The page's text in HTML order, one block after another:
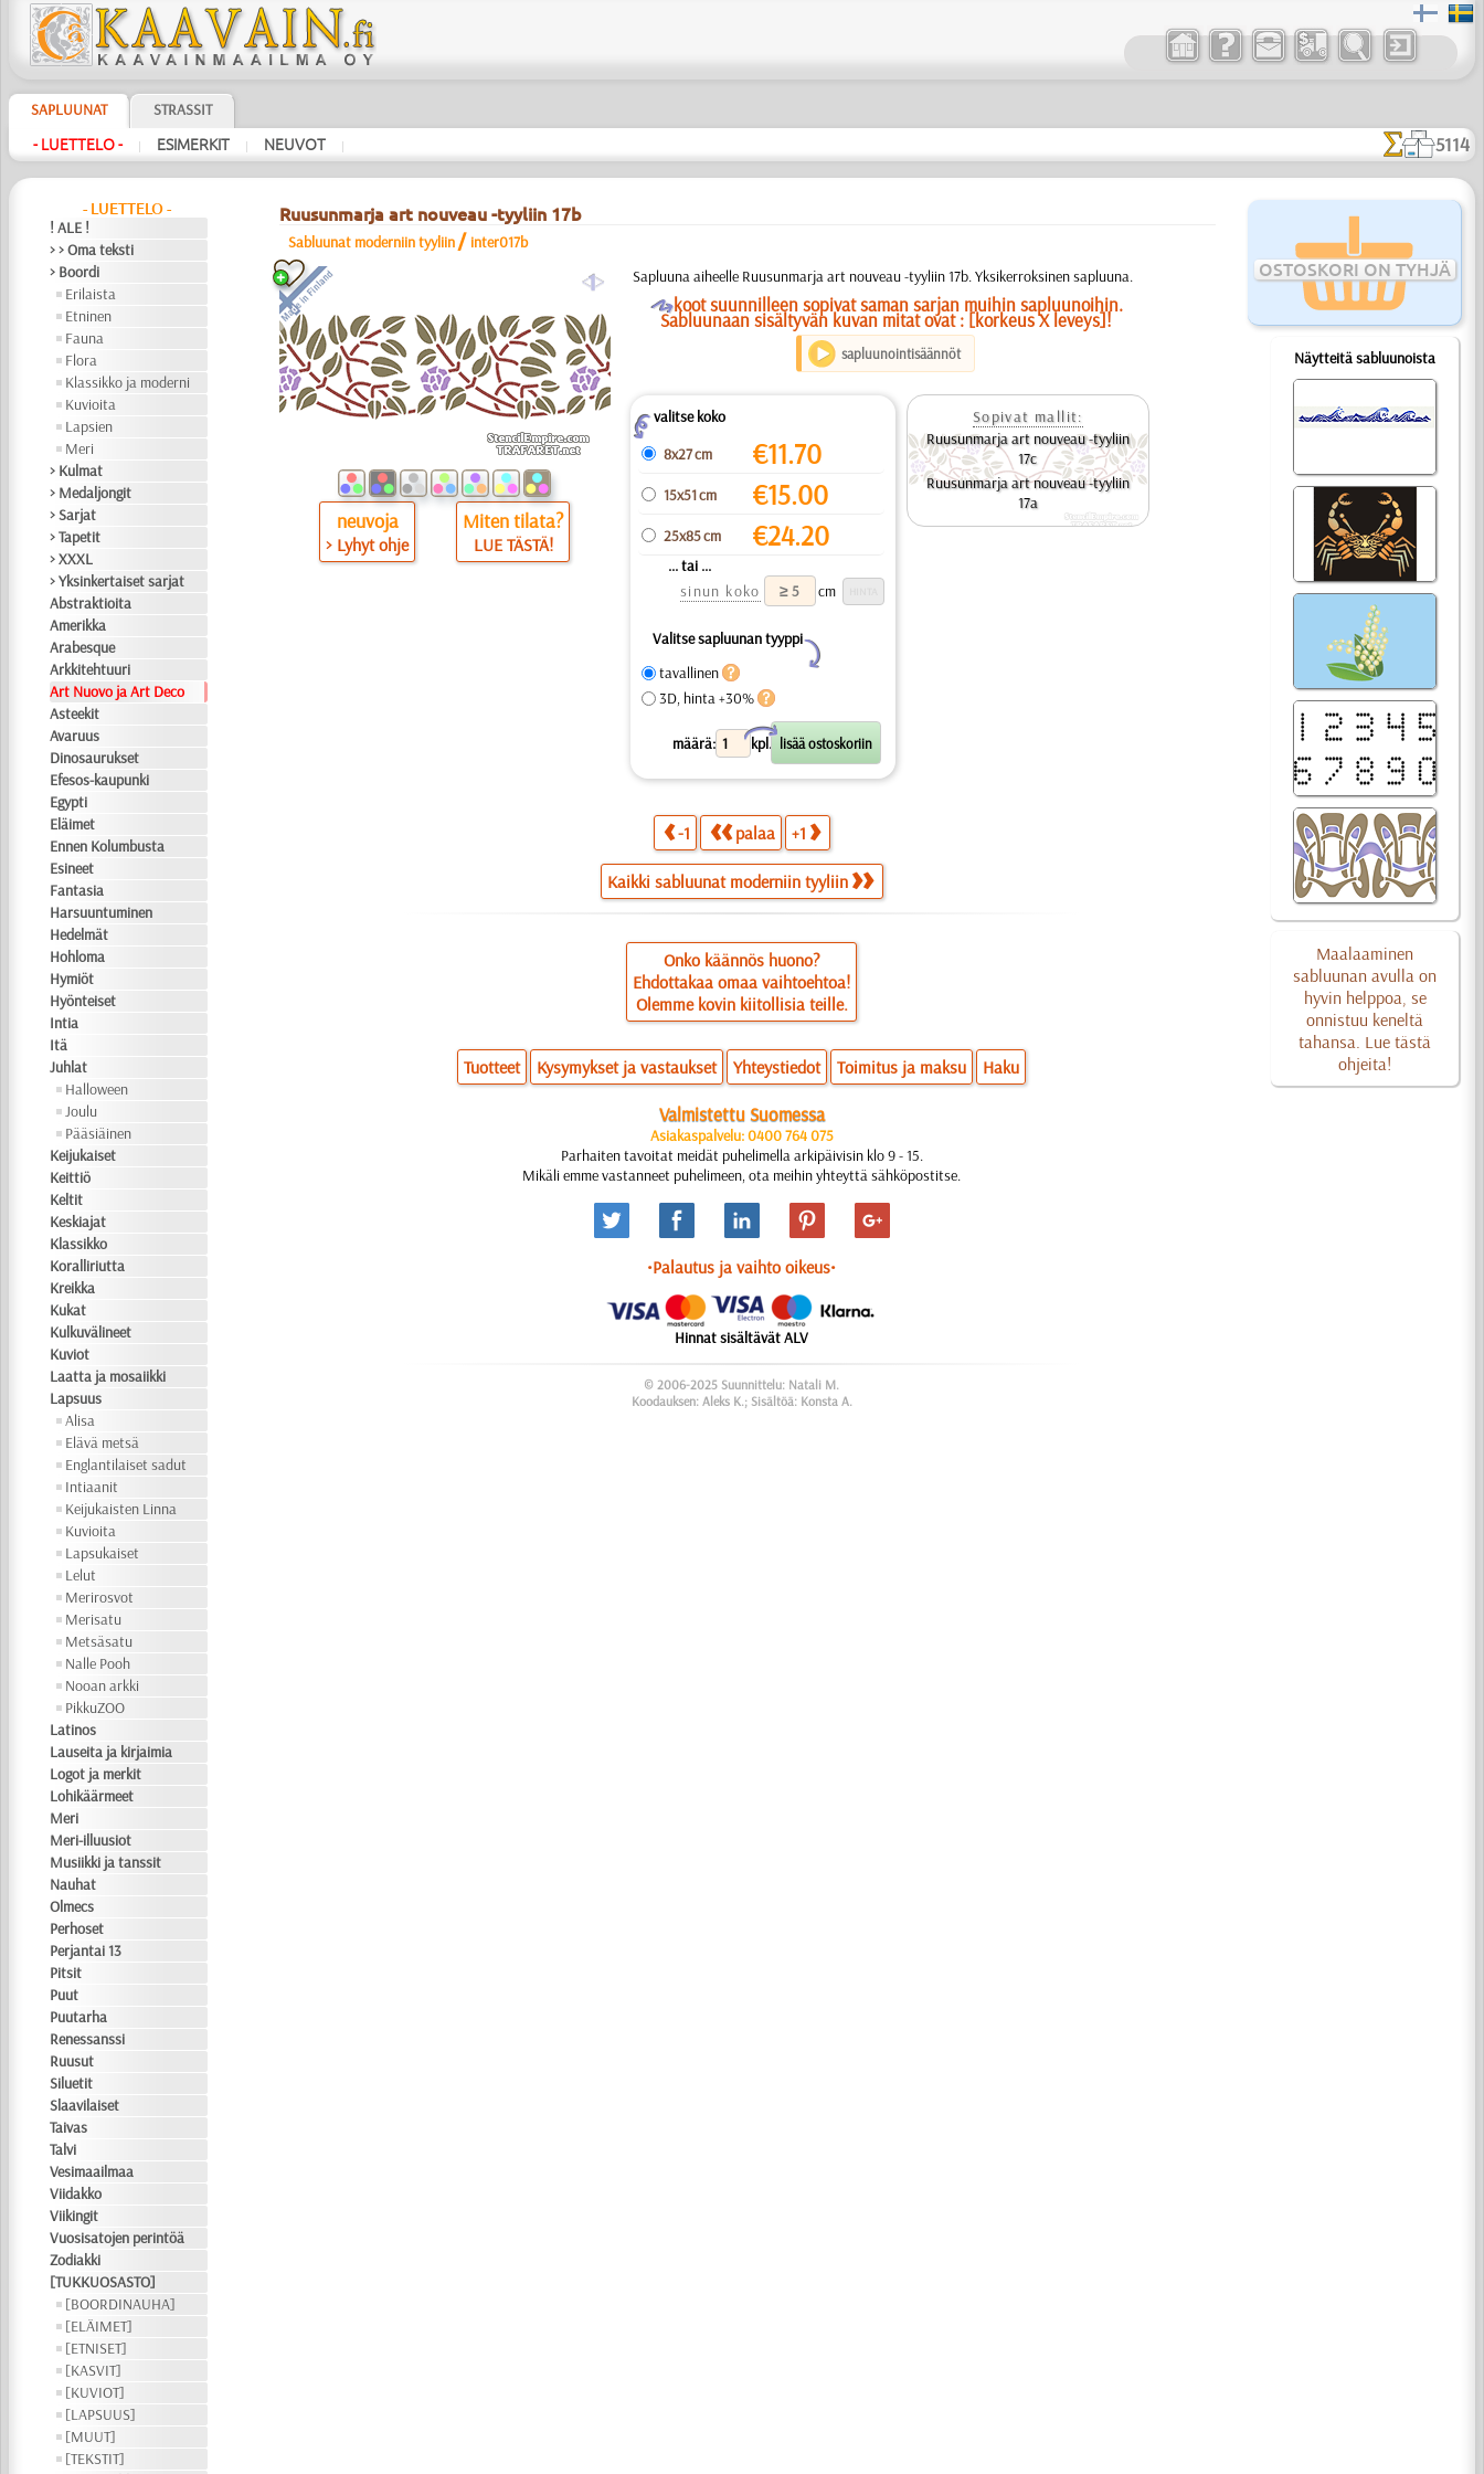
SAPLUUNAT STRASSIT
- LUETTELO - | ESIMERKIT | NEUVOT | 5114
- LUETTELO -
! ALE !
> > Oma teksti
> Boordi
Erilaista
Etninen
Fauna
Flora
Klassikko ja moderni
Kuvioita
Lapsien
Meri
> Kulmat
> Medaljongit
> Sarjat
> Tapetit
> XXXL
> Yksinkertaiset sarjat
Abstraktioita
Amerikka
Arabesque
Arkkitehtuuri
Art Nuovo ja Art Deco
Asteekit
Avaruus
Dinosaurukset
Efesos-kaupunki
Egypti
Eläimet
Ennen Kolumbusta
Esineet
Fantasia
Harsuuntuminen
Hedelmät
Hohloma
Hymiöt
Hyönteiset
Intia
Itä
Juhlat
Halloween
Joulu
Pääsiäinen
Keijukaiset
Keittiö
Keltit
Keskiajat
Klassikko
Koralliriutta
Kreikka
Kukat
Kulkuvälineet
Kuviot
Laatta ja mosaiikki
Lapsuus
Alisa
Elävä metsä
Englantilaiset sadut
Intiaanit
Keijukaisten Linna
Kuvioita
Lapsukaiset
Lelut
Merirosvot
Merisatu
Metsäsatu
Nalle Pooh
Nooan arkki
PikkuZOO
Latinos
Lauseita ja kirjaimia
Logot ja merkit
Lohikäärmeet
Meri
Meri-illuusiot
Musiikki ja tanssit
Nauhat
Olmecs
Perhoset
Perjantai 13
Pitsit
Puut
Puutarha
Renessanssi
Ruusut
Siluetit
Slaavilaiset
Taivas
Talvi
Vesimaailmaa
Viidakko
Viikingit
Vuosisatojen perintöä
Zodiakki
[TUKKUOSASTO]
[BOORDINAUHA]
[ELÄIMET]
[ETNISET]
[KASVIT]
[KUVIOT]
[LAPSUUS]
[MUUT]
[TEKSTIT]
OSTOSKORI ON TYHJÄ
Näytteitä sabluunoista
Maalaaminen
sabluunan avulla on
hyvin helppoa, se
onnistuu keneltä
tahansa. Lue tästä
ohjeita!
Ruusunmarja art nouveau -tyyliin 17b
Sabluunat moderniin tyyliin / inter017b
a
neuvoja
> Lyhyt ohje
Miten tilata?
LUE TÄSTÄ!
Sapluuna aiheelle Ruusunmarja art nouveau -tyyliin 17b. Yksikerroksinen sapluuna.
Okoot suunnilleen sopivat saman sarjan muihin sapluunoihin.
Sabluunaan sisältyvän kuvan mitat ovat : [korkeus X leveys]!
sapluunointisäännöt
Zvalitse koko
8x27 cm
€11.70
15x51 cm €15.00
25x85 cm €24.20
... tai ...
sinun koko
cm
Valitse sapluunan tyyppi
Y
tavallinen
3D, hinta +30%
määrä: kpl.
X
Sopivat mallit:
Ruusunmarja art nouveau -tyyliin
17c
Ruusunmarja art nouveau -tyyliin
17a
-1 palaa +1
Kaikki sabluunat moderniin tyyliin
Onko käännös huono?
Ehdottakaa omaa vaihtoehtoa!
Olemme kovin kiitollisia teille.
Tuotteet Kysymykset ja vastaukset Yhteystiedot Toimitus ja maksu Haku
Valmistettu Suomessa
Asiakaspalvelu: 0400 764 075
Parhaiten tavoitat meidät puhelimella arkipäivisin klo 9 - 15.
Mikäli emme vastanneet puhelimeen, ota meihin yhteyttä sähköpostitse.
•Palautus ja vaihto oikeus•
Hinnat sisältävät ALV
© 2006-2025 Suunnittelu: Natali M.
Koodauksen: Aleks K.; Sisältöä: Konsta A.